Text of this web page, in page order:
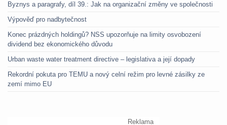
Byznys a paragrafy, díl 39.: Jak na organizační změny ve společnosti
Výpověď pro nadbytečnost
Konec prázdných holdingů? NSS upozorňuje na limity osvobození
dividend bez ekonomického důvodu
Urban waste water treatment directive – legislativa a její dopady
Rekordní pokuta pro TEMU a nový celní režim pro levné zásilky ze
zemí mimo EU